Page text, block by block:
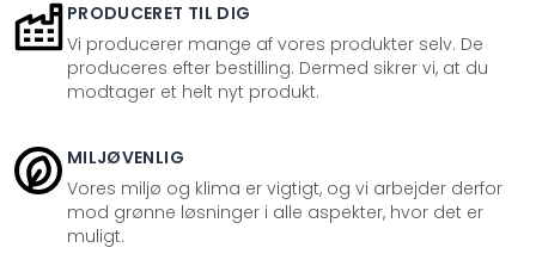
PRODUCERET TIL DIG
Vi producerer mange af vores produkter selv. De
produceres efter bestilling. Dermed sikrer vi, at du
modtager et helt nyt produkt.
MILJØVENLIG
Vores miljø og klima er vigtigt, og vi arbejder derfor
mod grønne løsninger i alle aspekter, hvor det er
muligt.